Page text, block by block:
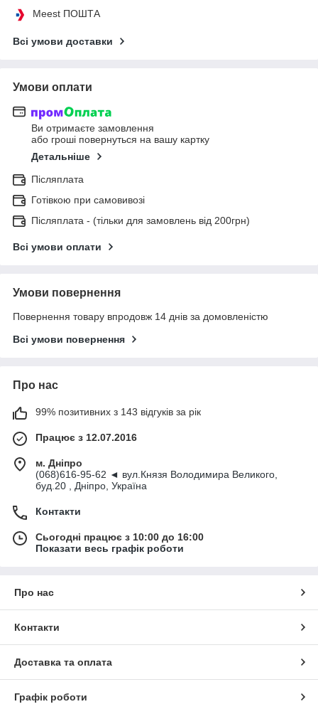
Meest ПОШТА
Всі умови доставки
Умови оплати
Ви отримаєте замовлення
або гроші повернуться на вашу картку
Детальніше
Післяплата
Готівкою при самовивозі
Післяплата - (тільки для замовлень від 200грн)
Всі умови оплати
Умови повернення
Повернення товару впродовж 14 днів за домовленістю
Всі умови повернення
Про нас
99% позитивних з 143 відгуків за рік
Працює з 12.07.2016
м. Дніпро
(068)616-95-62 ◄ вул.Князя Володимира Великого,
буд.20 , Дніпро, Україна
Контакти
Сьогодні працює з 10:00 до 16:00
Показати весь графік роботи
Про нас
Контакти
Доставка та оплата
Графік роботи